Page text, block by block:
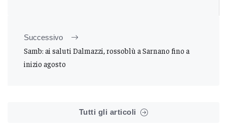
Successivo
Samb: ai saluti Dalmazzi, rossoblù a Sarnano fino a
inizio agosto
Tutti gli articoli